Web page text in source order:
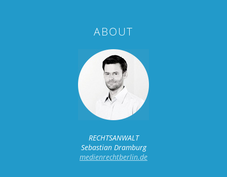
ABOUT
RECHTSANWALT
Sebastian Dramburg
medienrechtberlin.de